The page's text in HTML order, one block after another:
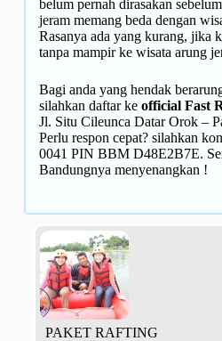
belum pernah dirasakan
jeram memang beda dengan
Rasanya ada yang kurang, jika
tanpa mampir ke wisata arung
Bagi anda yang hendak
silahkan daftar ke official Fast
Jl. Situ Cileunca Datar Orok –
Perlu respon cepat? silahkan
0041 PIN BBM D48E2B7E.
Bandungnya menyenangkan !
PAKET RAFTING